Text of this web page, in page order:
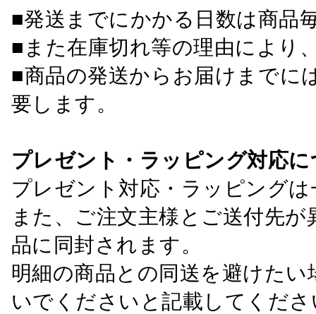
■発送までにかかる日数は商品
■また在庫切れ等の理由により
■商品の発送からお届けまでに
要します。
プレゼント・ラッピング対応
プレゼント対応・ラッピング
また、ご注文主様とご送付先
品に同封されます。
明細の商品との同送を避けた
いでくださいと記載してくださ